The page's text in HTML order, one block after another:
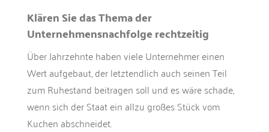
Klären Sie das Thema der
Unternehmensnachfolge rechtzeitig
Über Jahrzehnte haben viele Unternehmer einen
Wert aufgebaut, der letztendlich auch seinen Teil
zum Ruhestand beitragen soll und es wäre schade,
wenn sich der Staat ein allzu großes Stück vom
Kuchen abschneidet.